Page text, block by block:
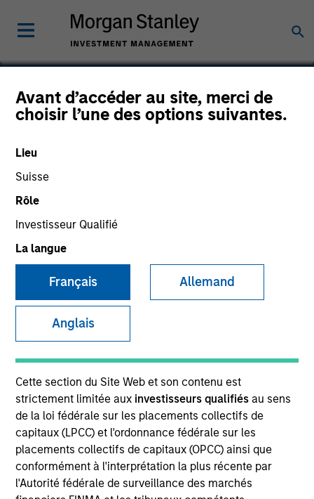
Avant d’accéder au site, merci de
choisir l’une des options suivantes.
Lieu
Suisse
Rôle
Investisseur Qualifié
La langue
Français Allemand
Anglais
Cette section du Site Web et son contenu est
strictement limitée aux investisseurs qualifiésau sens
de la loi fédérale sur les placements collectifs de
capitaux (LPCC) et l'ordonnance fédérale sur les
placements collectifs de capitaux (OPCC) ainsi que
conformément à l'interprétation la plus récente par
l'Autorité fédérale de surveillance des marchés
AptDeco
Retail
COUNTRY
United States